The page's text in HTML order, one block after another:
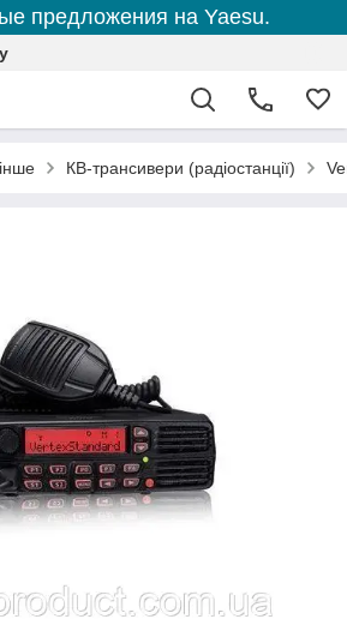
предложения на Yaesu.
КВ-трансивери (радіостанції)